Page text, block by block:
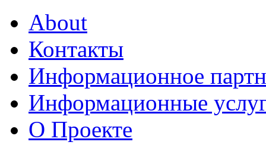
About
Контакты
Информационное
Информационные
О Проекте